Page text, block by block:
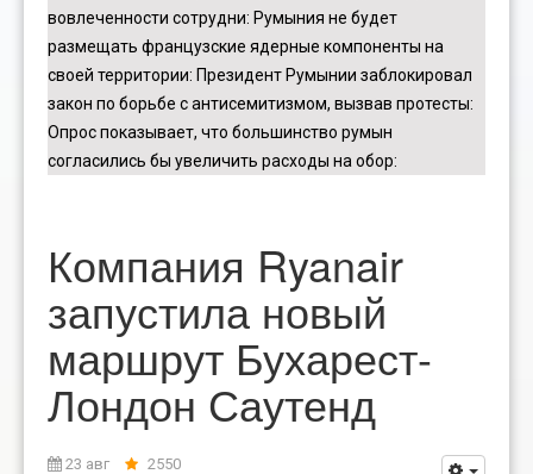
вовлеченности сотрудни: Румыния не будет
размещать французские ядерные компоненты на
своей территории: Президент Румынии заблокировал
закон по борьбе с антисемитизмом, вызвав протесты:
Опрос показывает, что большинство румын
согласились бы увеличить расходы на обор:
Компания Ryanair
запустила новый
маршрут Бухарест-
Лондон Саутенд
23 авг 2550